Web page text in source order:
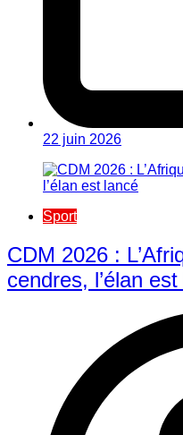
22 juin 2026
Sport
CDM 2026 :
cendres, l’élan